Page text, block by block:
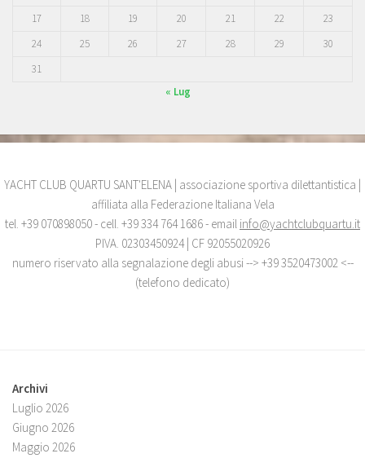
17
18 19 20 21 22
23
24
25 26 27 28 29
30
31
« Lug
YACHT CLUB QUARTU SANT'ELENA | associazione sportiva dilettantistica |
affiliata alla Federazione Italiana Vela
tel. +39 070898050 - cell. +39 334 764 1686 - email info@yachtclubquartu.it
PIVA. 02303450924 | CF 92055020926
numero riservato alla segnalazione degli abusi --> +39 3520473002 <--
(telefono dedicato)
Archivi
Luglio 2026
Giugno 2026
Maggio 2026